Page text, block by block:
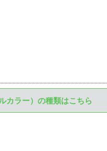
カラー）の種類はこちら